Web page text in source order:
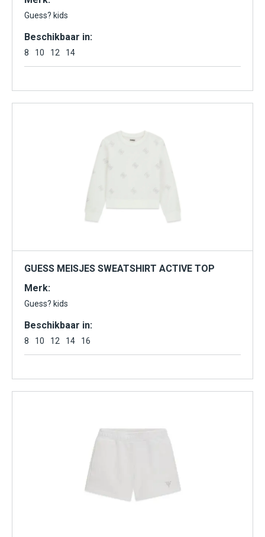
Guess? kids
Beschikbaar in:
8 10 12 14
GUESS MEISJES SWEATSHIRT ACTIVE TOP
Merk:
Guess? kids
Beschikbaar in:
8 10 12 14 16